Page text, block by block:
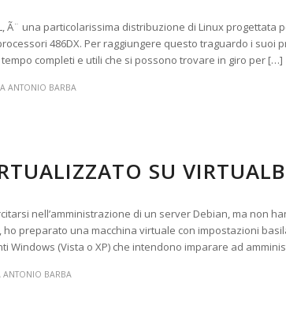
Ã¨ una particolarissima distribuzione di Linux
486DX. Per raggiungere questo traguardo i suoi
completi e utili che si possono trovare in giro per […]
ANTONIO BARBA
SU
nell’amministrazione di un server Debian, ma non
preparato una macchina virtuale con impostazioni
Windows (Vista o XP) che intendono imparare ad
ANTONIO BARBA